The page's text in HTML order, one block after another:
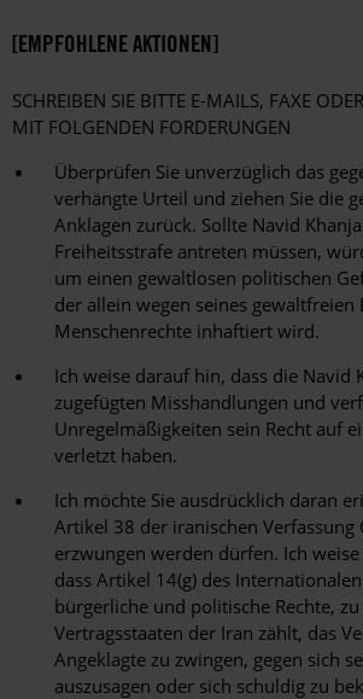
[EMPFOHLENE AKTIONEN]
SCHREIBEN SIE BITTE E-MAILS, FAXE
MIT FOLGENDEN FORDERUNGEN
Überprüfen Sie unverzüglich das
verhängte Urteil und ziehen Sie die
Anklagen zurück. Sollte Navid
Freiheitsstrafe antreten müssen,
um einen gewaltlosen politischen
der allein wegen seines gewaltfreien
Menschenrechte inhaftiert wird.
Ich weise darauf hin, dass die Navid
zugefügten Misshandlungen und
Unregelmäßigkeiten sein Recht auf
verletzt haben.
Ich möchte Sie ausdrücklich daran
Artikel 38 der iranischen Verfassung
erzwungen werden dürfen. Ich
dass Artikel 14(g) des
bürgerliche und politische Rechte, zu
Vertragsstaaten der Iran zählt, das
Angeklagte zu zwingen, gegen sich
auszusagen oder sich schuldig zu